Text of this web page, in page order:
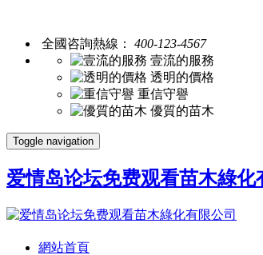
全國咨詢熱線： 400-123-4567
壹流的服務
透明的價格
重信守譽
優質的苗木
Toggle navigation
爱情岛论坛免费观看苗木綠化
網站首頁